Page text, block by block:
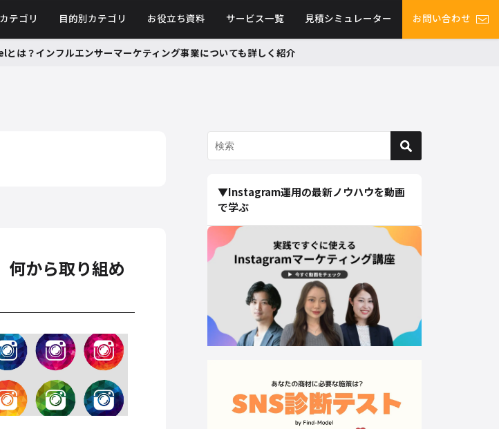
テゴリ 目的別カテゴリ お役立ち資料 サービス一覧 見積シミュレーター お問い合わせ
は？インフルエンサーマーケティング事業についても詳しく紹介
何から取り組め
▼Instagram運用の最新ノウハウを動画
で学ぶ